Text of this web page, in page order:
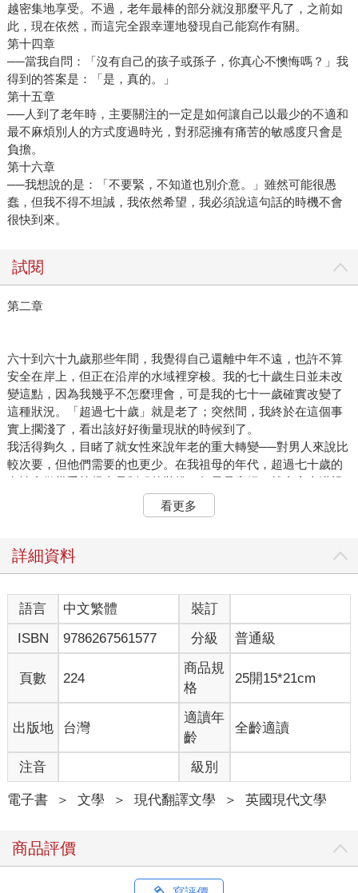
越密集地享受。不過，老年最棒的部分就沒那麼平凡了，之前如
此，現在依然，而這完全跟幸運地發現自己能寫作有關。
第十四章
──當我自問：「沒有自己的孩子或孫子，你真心不懊悔嗎？」我
得到的答案是：「是，真的。」
第十五章
──人到了老年時，主要關注的一定是如何讓自己以最少的不適和
最不麻煩別人的方式度過時光，對邪惡擁有痛苦的敏感度只會是
負擔。
第十六章
──我想說的是：「不要緊，不知道也別介意。」雖然可能很愚
蠢，但我不得不坦誠，我依然希望，我必須說這句話的時機不會
很快到來。
試閱
第二章
六十到六十九歲那些年間，我覺得自己還離中年不遠，也許不算
安全在岸上，但正在沿岸的水域裡穿梭。我的七十歲生日並未改
變這點，因為我幾乎不怎麼理會，可是我的七十一歲確實改變了
這種狀況。「超過七十歲」就是老了；突然間，我終於在這個事
實上擱淺了，看出該好好衡量現狀的時候到了。
我活得夠久，目睹了就女性來說年老的重大轉變──對男人來說比
較次要，但他們需要的也更少。在我祖母的年代，超過七十歲的
女性會做幾乎算得上是制服的裝扮。如果是寡婦，就會穿上漠視
時尚的黑色或灰色衣物，即使丈夫尚在，她的服裝也會有點灰
暗、缺乏造型，擺明了此人不再試圖展現魅力。我父親那邊的祖
板的服裝，頭戴黑絲絨和蕾絲製成的繁複小配件，就像維多利亞
連我的一位阿姨，就是我母親的大姊，在丈夫於一九三○年代過世
之後，也向來只穿黑色或灰色的衣物，刻意選擇造型不摩登的服
裝。一九二○年代裙子長度突然縮短，進而影響了這種「制服」的
保存，因為不管什麼年紀，都沒人想要做出醜怪的裝扮，而蒼老
的雙腿和身體穿上「前衛」時裝看起來就是醜怪，所以在我青春
期時，年長的婦女依然透過外表，宣告她們已經成了不同種類的
人。不過，二次世界大戰之後，大戰加諸於大眾的緊縮簡樸引發
的反抗，反倒帶來了更大的彈性。有一段時間，《Vogue》時尚
雜誌連載一個稱為「艾斯特太太」（Mrs Exeter）的專題，說服
年長女性可以做時髦的打扮，而這個示範很快就變得很多餘，因
為婦女很高興能夠選擇符合自己身材和膚色的衣物，而不是遵從
習俗。今日，老婦如果打扮成青少年，當然很愚蠢，可是我在選
到有人對我挑眉。最後我得到的結論是，我可能得換上比基尼，
才會有人眨個眼。
化妝品比衣服功效更高，可以讓人看起來少些歲數，感覺起來也
看更多
詳細資料
語言 中文繁體
裝訂
ISBN
9786267561577 分級 普通級
頁數 224
商品規
格
25開15*21cm
出版地 台灣
適讀年
齡
全齡適讀
注音 級別
電子書 ＞ 文學 ＞ 現代翻譯文學 ＞ 英國現代文學
商品評價